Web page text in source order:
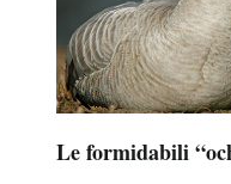
Le formidabili